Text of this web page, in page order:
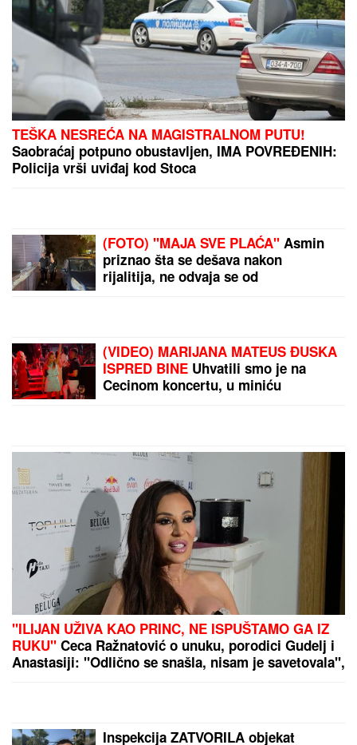
dobila lekciju na
Evropskom prvenstvu!
"Furija" furiozno do
borbe za zlato!
ĐURICA PREDLAŽE:
ORBAN POSETIO
TRUBAČKU LEGENDU
Mađarski političar uživa
na Saboru trubača u
PREPORUKA ZA VAS
TEŠKA NESREĆA NA MAGISTRALNOM PUTU!